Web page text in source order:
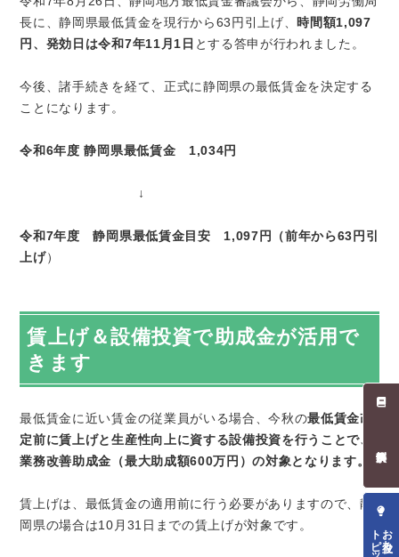
長に、静岡県最低賃金を現行から 63 円引上げ、 時間額1,097
円、発効日は令和 7年11 月1 日 とする答申が行われました。
今後、諸手続きを経て、正式に静岡県の最低賃金を決定する
ことになります。
令和6年度 静岡県最低賃金 1,034円
↓
令和7年度 静岡県最低賃金目安 1,097円（前年から63円引
上げ）
賃上げ＆設備投資で助成金が活用で
きます
最低賃金に近い賃金の従業員がいる場合、今秋の最低賃金改
定前に賃上げと生産性向上に資する設備投資を行うことで、
業務改善助成金（最大助成額600万円）の対象となります。
賃上げは、最低賃金の適用前に行う必要がありますので、静
岡県の場合は10 月 31 日までの賃上げが対象です。 お役立ち